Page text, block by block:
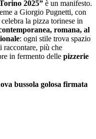
2025” è un manifesto.
a Giorgio Pugnetti, con
la pizza torinese in
romana, al
: ogni stile trova spazio
raccontare, più che
in fermento delle pizzerie
bussola golosa firmata